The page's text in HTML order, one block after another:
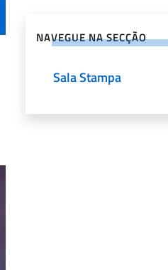
NAVEGUE NA SECÇÃO
Sala Stampa